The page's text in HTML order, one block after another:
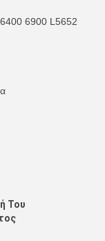
6900 L5652
Του